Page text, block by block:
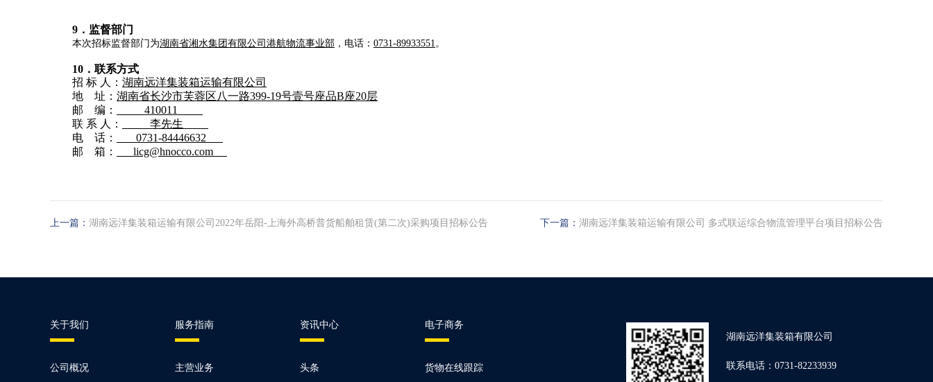
9 ．监督部门
本次招标监督部门为湖南省湘水集团有限公司港航物流事业部 ，电话： 0731-89933551。
10 ．联系方式
招 标 人： 湖南远洋集装箱运输有限公司
地 址： 湖南省长沙市芙蓉区八一路399-19号壹号座品B座20层
邮 编：
410011
联 系 人：
李先生
电 话：
0731-84446632
邮 箱：
licg@hnocco.com
上一篇： 湖南远洋集装箱运输有限公司2022年岳阳-上海外高桥普货船舶租赁(第二次)采购项目招标公告 下一篇： 湖南远洋集装箱运输有限公司 多式联运综合物流管理平台项目招标公告
关于我们 服务指南 资讯中心 电子商务
公司概况 主营业务 头条 货物在线跟踪
湖南远洋集装箱有限公司
联系电话：0731-82233939